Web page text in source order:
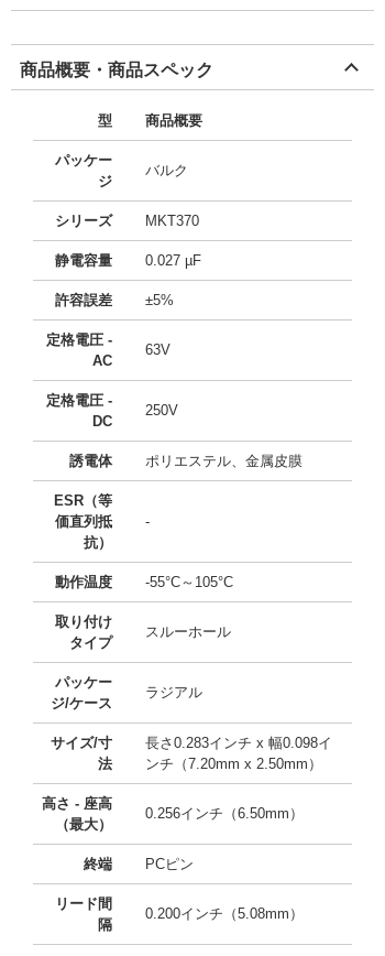
商品概要・商品スペック
型 商品概要
パッケー
ジ
バルク
シリーズ MKT370
静電容量 0.027 µF
許容誤差 ±5%
定格電圧 -
AC
63V
定格電圧 -
DC
250V
誘電体 ポリエステル、金属皮膜
ESR（等
価直列抵
抗）
-
動作温度 -55°C～105°C
取り付け
タイプ
スルーホール
パッケー
ジ/ケース
ラジアル
サイズ/寸
法
長さ0.283インチ x 幅0.098イ
ンチ（7.20mm x 2.50mm）
高さ - 座高
（最大）
0.256インチ（6.50mm）
終端 PCピン
リード間
隔
0.200インチ（5.08mm）